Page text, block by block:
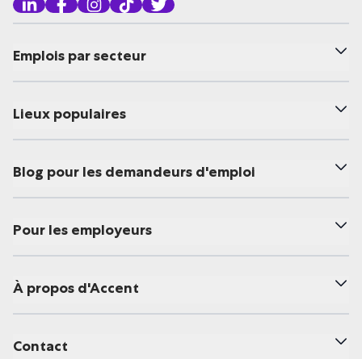
Emplois par secteur
Lieux populaires
Blog pour les demandeurs d'emploi
Pour les employeurs
À propos d'Accent
Contact